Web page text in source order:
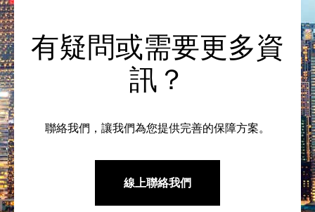
有疑問或需要更多資
訊？
聯絡我們，讓我們為您提供完善的保障方案。
線上聯絡我們